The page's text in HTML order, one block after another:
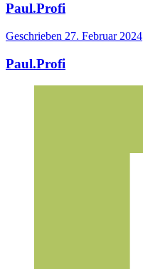
Paul.Profi
Geschrieben 27. Februar 2024
Paul.Profi